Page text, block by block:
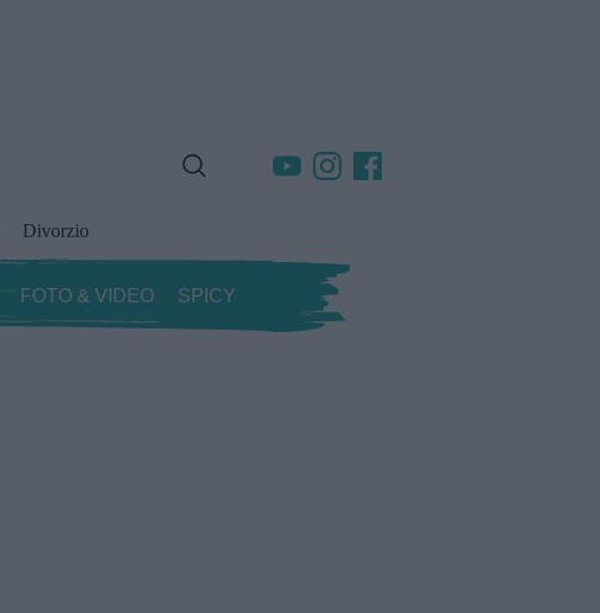
Divorzio
FOTO & VIDEO SPICY